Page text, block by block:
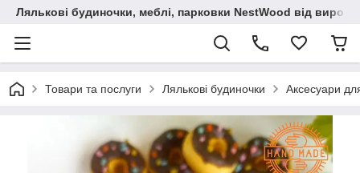
Лялькові будиночки, меблі, парковки NestWood від
Товари та послуги Лялькові будиночки Аксесуари